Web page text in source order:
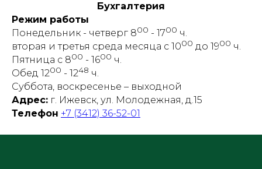
Бухгалтерия
Режим работы
Понедельник - четверг 800 - 1700 ч.
вторая и третья среда месяца с 1000 до 1900 ч.
Пятница с 800 - 1600 ч.
Обед 1200 - 1248 ч.
Суббота, воскресенье – выходной
Адрес: г. Ижевск, ул. Молодежная, д.15
Телефон +7 (3412) 36-52-01